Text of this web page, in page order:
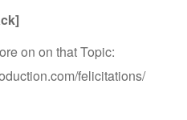
on on that Topic:
felicitations/